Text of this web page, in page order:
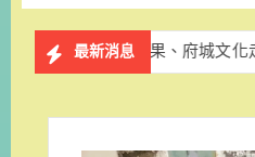
約 上
記
最新消息
採果、府城文化走讀新體驗